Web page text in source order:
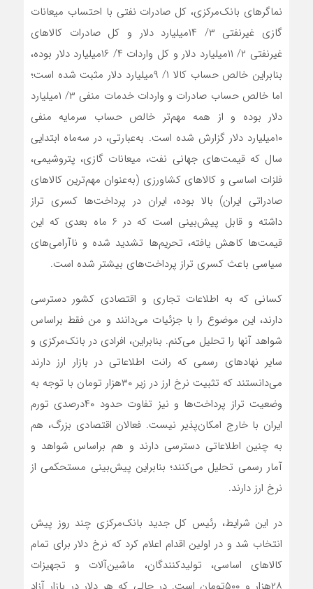
نماگرهای بانک‌مرکزی، کل صادرات نفتی با احتساب میعانات
گازی غیرنفتی ۳/ ۱۴میلیارد دلار و کل صادرات کالاهای
غیرنفتی ۲/ ۱۱میلیارد دلار و کل واردات ۴/ ۱۶میلیارد دلار بوده،
بنابراین خالص حساب کالا ۱/ ۹میلیارد دلار مثبت شده است؛
اما خالص حساب صادرات و واردات خدمات منفی ۳/ ۱میلیارد
دلار بوده و از همه مهم‌تر خالص حساب سرمایه منفی
۱۰میلیارد دلار گزارش شده است. به‌عبارتی، در سه‌ماه ابتدایی
سال که قیمت‌های جهانی نفت، میعانات گازی، پتروشیمی،
فلزات اساسی و کالاهای کشاورزی (به‌عنوان مهم‌ترین کالاهای
صادراتی ایران) بالا بوده، ایران در پرداخت‌‌‌ها کسری تراز
داشته و قابل پیش‌بینی است که در ۶ ماه بعدی که این
قیمت‌ها کاهش یافته، تحریم‌‌‌ها تشدید شده و ناآرامی‌‌‌های
سیاسی باعث کسری تراز پرداخت‌‌‌های بیشتر شده است.
کسانی که به اطلاعات تجاری و اقتصادی کشور دسترسی
دارند، این موضوع را با جزئیات می‌‌‌دانند و من فقط براساس
شواهد آنها را تحلیل می‌‌‌کنم. بنابراین، افرادی در بانک‌مرکزی و
سایر نهادهای رسمی که رانت اطلاعاتی در بازار ارز دارند
می‌‌‌دانستند که تثبیت نرخ ارز در زیر ۳۰‌هزار تومان با توجه به
وضعیت تراز پرداخت‌‌‌ها و نیز تفاوت حدود ۴۰درصدی تورم
ایران با خارج امکان‌‌‌پذیر نیست. فعالان اقتصادی بزرگ، هم
به چنین اطلاعاتی دسترسی دارند و هم براساس شواهد و
آمار رسمی تحلیل می‌کنند؛ بنابراین پیش‌بینی مستحکمی از
نرخ ارز دارند.
در این شرایط، رئیس کل جدید بانک‌مرکزی چند روز پیش
انتخاب شد و در اولین اقدام اعلام کرد که نرخ دلار برای تمام
کالاهای اساسی، تولیدکنندگان، ماشین‌‌‌آلات و تجهیزات